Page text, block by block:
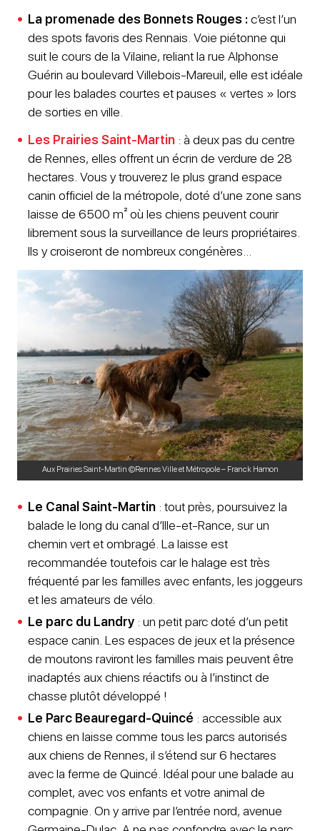
La promenade des Bonnets Rouges :c’est l’un
des spots favoris des Rennais. Voie piétonne qui
suit le cours de la Vilaine, reliant la rue Alphonse
Guérin au boulevard Villebois-Mareuil, elle est idéale
pour les balades courtes et pauses « vertes » lors
de sorties en ville.
Les Prairies Saint-Martin : à deux pas du centre
de Rennes, elles offrent un écrin de verdure de 28
hectares. Vous y trouverez le plus grand espace
canin officiel de la métropole, doté d’une zone sans
laisse de 6500 m² où les chiens peuvent courir
librement sous la surveillance de leurs propriétaires.
Ils y croiseront de nombreux congénères…
Aux Prairies Saint-Martin ©Rennes Ville et Métropole – Franck Hamon
Le Canal Saint-Martin : tout près, poursuivez la
balade le long du canal d’Ille-et-Rance, sur un
chemin vert et ombragé. La laisse est
recommandée toutefois car le halage est très
fréquenté par les familles avec enfants, les joggeurs
et les amateurs de vélo.
Le parc du Landry : un petit parc doté d’un petit
espace canin. Les espaces de jeux et la présence
de moutons raviront les familles mais peuvent être
inadaptés aux chiens réactifs ou à l’instinct de
chasse plutôt développé !
Le Parc Beauregard-Quincé : accessible aux
chiens en laisse comme tous les parcs autorisés
aux chiens de Rennes, il s’étend sur 6 hectares
avec la ferme de Quincé. Idéal pour une balade au
complet, avec vos enfants et votre animal de
compagnie. On y arrive par l’entrée nord, avenue